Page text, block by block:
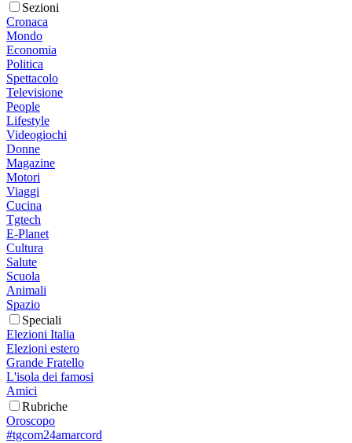
Sezioni
Cronaca
Mondo
Economia
Politica
Spettacolo
Televisione
People
Lifestyle
Videogiochi
Donne
Magazine
Motori
Viaggi
Cucina
Tgtech
E-Planet
Cultura
Salute
Scuola
Animali
Spazio
Speciali
Elezioni Italia
Elezioni estero
Grande Fratello
L'isola dei famosi
Amici
Rubriche
Oroscopo
#tgcom24amarcord